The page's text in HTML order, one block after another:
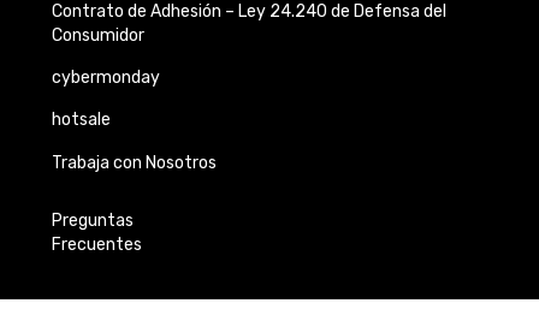
Contrato de Adhesión – Ley 24.240 de Defensa del
Consumidor
cybermonday
hotsale
Trabaja con Nosotros
Preguntas
Frecuentes